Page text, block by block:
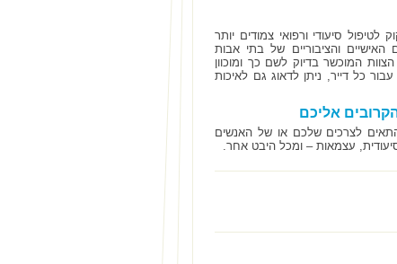
לטיפול סיעודי ורפואי צמודים יותר
והציבוריים של בתי אבות
המוכשר בדיוק לשם כך ומוכוון
כל דייר, ניתן לדאוג גם לאיכות
אליכם
לצרכים שלכם או של האנשים
עצמאות – ומכל היבט אחר.